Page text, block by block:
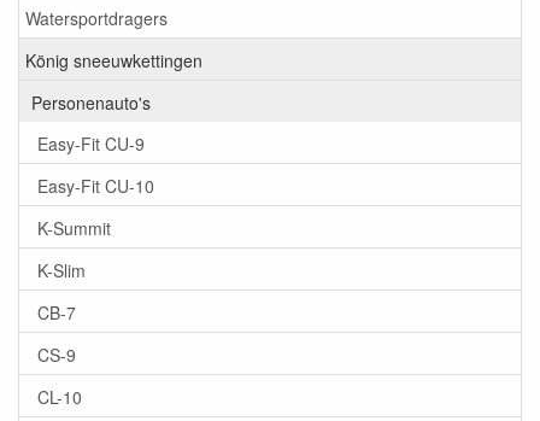
Watersportdragers
König sneeuwkettingen
Personenauto's
Easy-Fit CU-9
Easy-Fit CU-10
K-Summit
K-Slim
CB-7
CS-9
CL-10